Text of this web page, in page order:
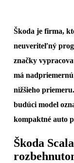
Škoda je firma,
neuveriteľný
značky
má
nižšieho
budúci model
kompaktné auto
Škoda